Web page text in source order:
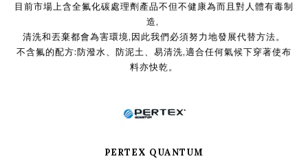
目前市場上含全氟化碳處理劑產品不但不健康為而且對人體有毒制
造,
清洗和丟棄都會為害環境,因此我們必須努力地發展代替方法。
不含氟的配方:防潑水、防泥土、易清洗,適合任何氣候下穿著使布
料亦快乾。
PERTEX QUANTUM